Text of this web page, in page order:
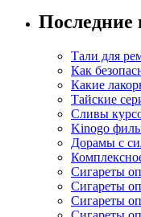
Последние
Тали для
Как
Какие
Тайские
Сливы
Kinogo
Дорамы с
Сигареты
Сигареты
Сигареты